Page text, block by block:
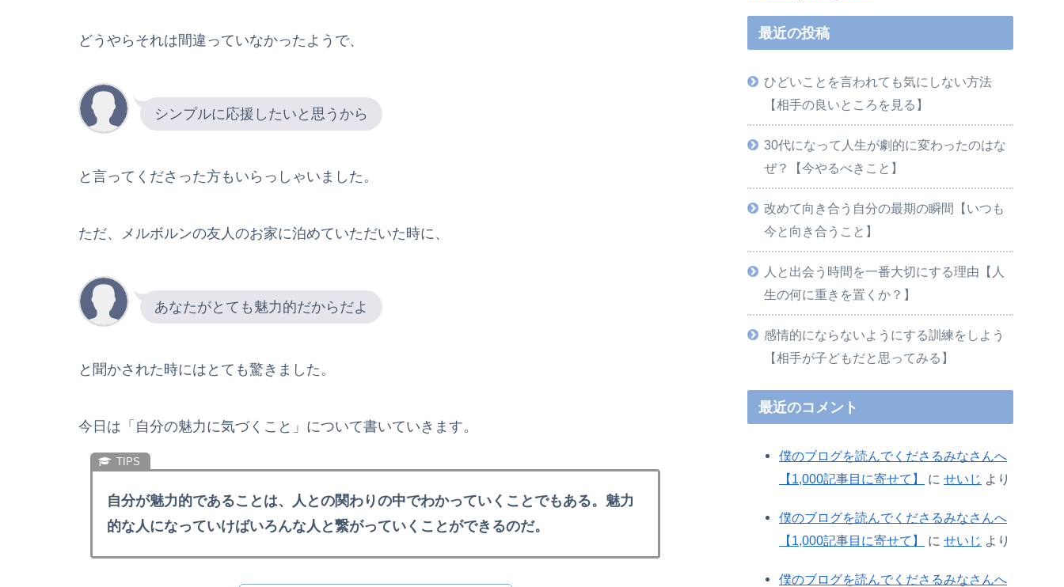
どうやらそれは間違っていなかったようで、
シンプルに応援したいと思うから
と言ってくださった方もいらっしゃいました。
ただ、メルボルンの友人のお家に泊めていただいた時に、
あなたがとても魅力的だからだよ
と聞かされた時にはとても驚きました。
今日は「自分の魅力に気づくこと」について書いていきます。
自分が魅力的であることは、人との関わりの中でわかっていくことでもある。魅力
的な人になっていけばいろんな人と繋がっていくことができるのだ。
最近の投稿
ひどいことを言われても気にしない方法
【相手の良いところを見る】
30代になって人生が劇的に変わったのはな
ぜ？【今やるべきこと】
改めて向き合う自分の最期の瞬間【いつも
今と向き合うこと】
人と出会う時間を一番大切にする理由【人
生の何に重きを置くか？】
感情的にならないようにする訓練をしよう
【相手が子どもだと思ってみる】
最近のコメント
僕のブログを読んでくださるみなさんへ
【1,000記事目に寄せて】
に せいじ より
僕のブログを読んでくださるみなさんへ
【1,000記事目に寄せて】
に せいじ より
僕のブログを読んでくださるみなさんへ